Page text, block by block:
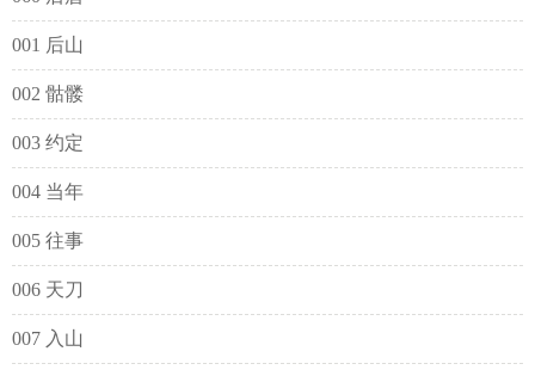
001 后山
002 骷髅
003 约定
004 当年
005 往事
006 天刀
007 入山